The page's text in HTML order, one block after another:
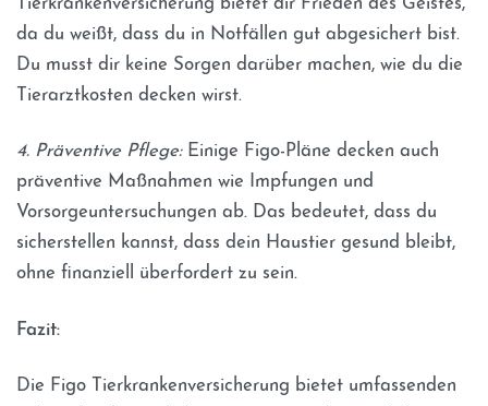
Tierkrankenversicherung bietet dir Frieden des Geistes,
da du weißt, dass du in Notfällen gut abgesichert bist.
Du musst dir keine Sorgen darüber machen, wie du die
Tierarztkosten decken wirst.
4. Präventive Pflege:Einige Figo-Pläne decken auch
präventive Maßnahmen wie Impfungen und
Vorsorgeuntersuchungen ab. Das bedeutet, dass du
sicherstellen kannst, dass dein Haustier gesund bleibt,
ohne finanziell überfordert zu sein.
Fazit:
Die Figo Tierkrankenversicherung bietet umfassenden